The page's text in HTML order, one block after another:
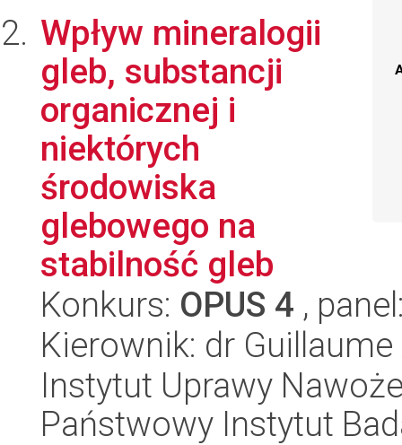
Wpływ mineralogii
gleb, substancji
organicznej i
niektórych
środowiska
glebowego na
stabilność gleb
Konkurs: OPUS 4 ,
Kierownik: dr
Instytut Uprawy
Państwowy Instytut